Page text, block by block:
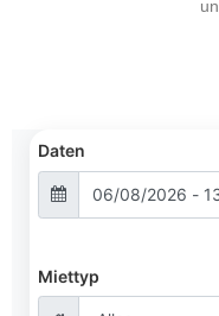
Daten
Miettyp